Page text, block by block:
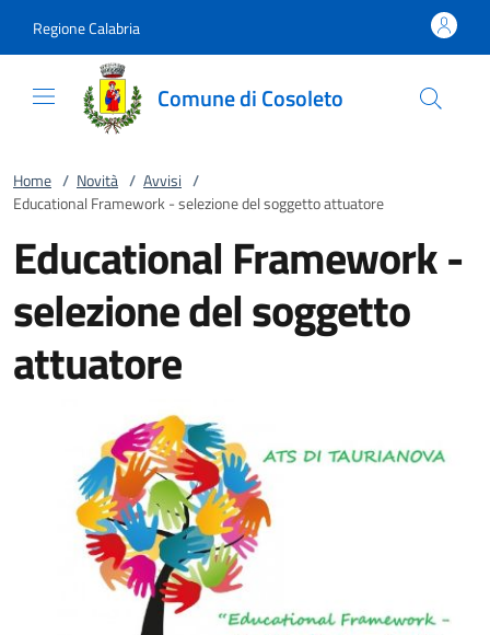
Regione Calabria
Comune di Cosoleto
Home / Novità / Avvisi /
Educational Framework - selezione del soggetto attuatore
Educational Framework -
selezione del soggetto
attuatore